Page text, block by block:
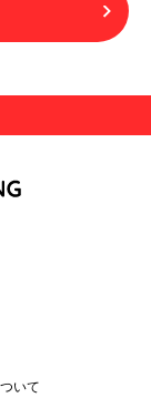
す。不承諾
もってのみ
る当社が運
本サービスを
スに関する
いて